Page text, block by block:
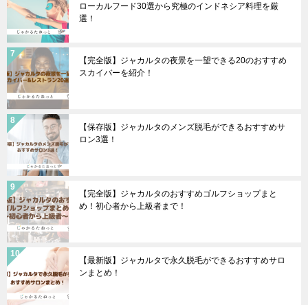
ローカルフード30選から究極のインドネシア料理を厳
選！
【完全版】ジャカルタの夜景を一望できる20のおすすめ
スカイバーを紹介！
【保存版】ジャカルタのメンズ脱毛ができるおすすめサ
ロン3選！
【完全版】ジャカルタのおすすめゴルフショップまと
め！初心者から上級者まで！
【最新版】ジャカルタで永久脱毛ができるおすすめサロ
ンまとめ！